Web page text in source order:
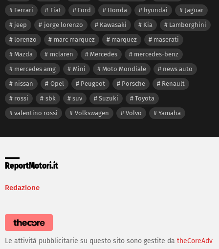
Ferrari
Fiat Ford Honda hyundai
Jaguar
jeep
jorge lorenzo Kawasaki Kia
Lamborghini
lorenzo
marc marquez marquez
maserati
Mazda
mclaren Mercedes
mercedes-benz
mercedes amg
Mini Moto Mondiale
news auto
nissan
Opel Peugeot Porsche
Renault
rossi
sbk suv Suzuki
Toyota
valentino rossi
Volkswagen Volvo Yamaha
ReportMotori.it
Redazione
Le attività pubblicitarie su questo sito sono gestite da theCoreAdv